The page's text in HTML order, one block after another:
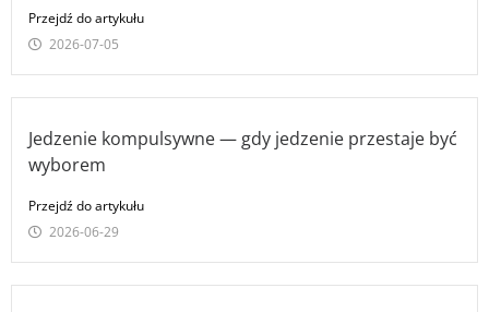
Przejdź do artykułu
2026-07-05
Jedzenie kompulsywne — gdy jedzenie przestaje być
wyborem
Przejdź do artykułu
2026-06-29